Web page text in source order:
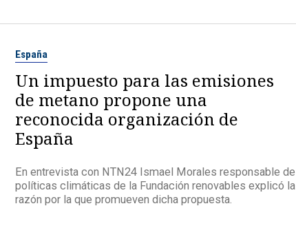
España
Un impuesto para las emisiones
de metano propone una
reconocida organización de
España
En entrevista con NTN24 Ismael Morales responsable de
políticas climáticas de la Fundación renovables explicó la
razón por la que promueven dicha propuesta.